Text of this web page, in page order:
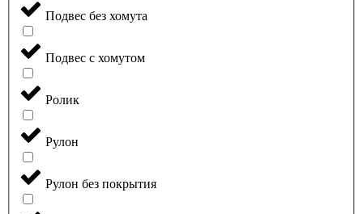
Подвес без хомута
Подвес с хомутом
Ролик
Рулон
Рулон без покрытия